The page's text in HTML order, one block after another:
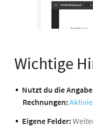
Wichtige
Nutzt du die
Rechnungen:
Eigene Felder: